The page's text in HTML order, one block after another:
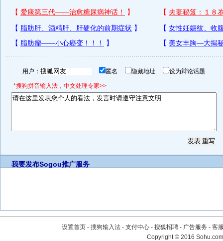
用户： 匿名 隐藏地址 设为辩论话题
*搜狗拼音输入法，中文处理专家>>
我要发布Sogou推广服务
设置首页 - 搜狗输入法 - 支付中心 - 搜狐招聘 - 广告服务 - 客
Copyright©2016